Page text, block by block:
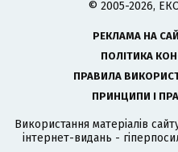
© 2005-2026,
РЕКЛАМА НА
ПОЛІТИКА
ПРАВИЛА
ПРИНЦИПИ І
Використання матеріалів
інтернет-видань -